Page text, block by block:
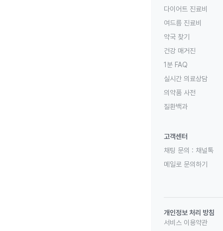
다이어트 진료비
여드름 진료비
약국 찾기
건강 매거진
1분 FAQ
실시간 의료상담
의약품 사전
질환백과
고객센터
채팅 문의 : 채널톡
메일로 문의하기
개인정보 처리 방침
서비스 이용약관